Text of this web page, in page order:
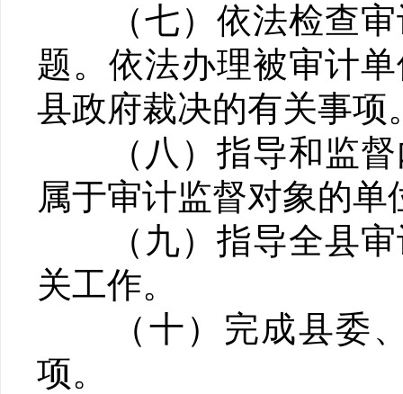
（七）依法检查审
题。依法办理被审计
县政府裁决的有关事
（八）指导和监督
属于审计监督对象的
（九）指导全县审
关工作。
（十）完成县委、
项。